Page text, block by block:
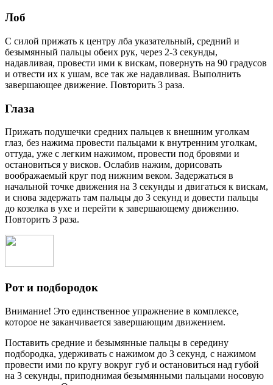
Лоб
С силой прижать к центру лба указательный, средний и
безымянный пальцы обеих рук, через 2-3 секунды,
надавливая, провести ими к вискам, повернуть на 90 градусов
и отвести их к ушам, все так же надавливая. Выполнить
завершающее движение. Повторить 3 раза.
Глаза
Прижать подушечки средних пальцев к внешним уголкам
глаз, без нажима провести пальцами к внутренним уголкам,
оттуда, уже с легким нажимом, провести под бровями и
остановиться у висков. Ослабив нажим, дорисовать
воображаемый круг под нижним веком. Задержаться в
начальной точке движения на 3 секунды и двигаться к вискам,
и снова задержать там пальцы до 3 секунд и довести пальцы
до козелка в ухе и перейти к завершающему движению.
Повторить 3 раза.
Рот и подбородок
Внимание! Это единственное упражнение в комплексе,
которое не заканчивается завершающим движением.
Поставить средние и безымянные пальцы в середину
подбородка, удерживать с нажимом до 3 секунд, с нажимом
провести ими по кругу вокруг губ и остановиться над губой
на 3 секунды, приподнимая безымянными пальцами носовую